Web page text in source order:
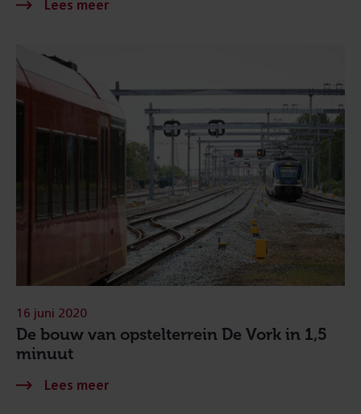
De bouw van opstelterrein De Vork in 1,5
minuut
16 juni 2020